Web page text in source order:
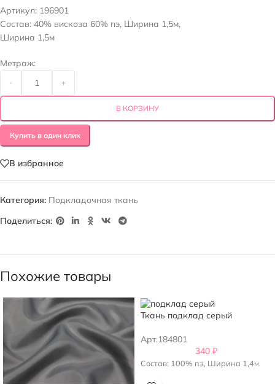
Артикул: 196901
Состав: 40% вискоза 60% пэ, Ширина 1,5м,
Ширина 1,5м
Метраж:
- +
В КОРЗИНУ
Купить в один клик
В избранное
Категория: Подкладочная ткань
Поделиться:
Похожие товары
Ткань подклад серый
Арт.184801
340 ₽
Состав: 100% пэ, Ширина 1,4м